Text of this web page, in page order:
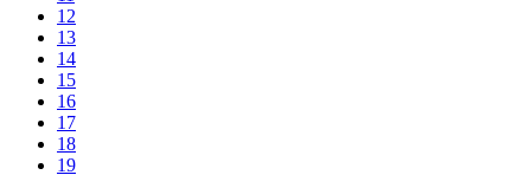
12
13
14
15
16
17
18
19